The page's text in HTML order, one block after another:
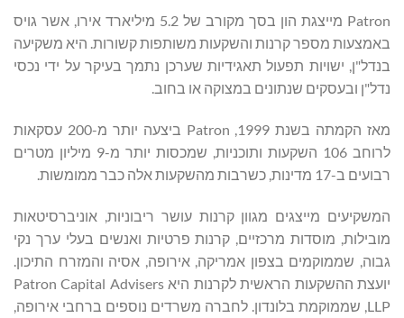
Patron מייצגת הון בסך מקורב של 5.2 מיליארד אירו, אשר גויס
באמצעות מספר קרנות והשקעות משותפות קשורות. היא משקיעה
בנדל"ן, ישויות תפעול תאגידיות שערכן נתמך בעיקר על ידי נכסי
נדל"ן ובעסקים שנתונים במצוקה או בחוב.
מאז הקמתה בשנת 1999, Patron ביצעה יותר מ-200 עסקאות
לרוחב 106 השקעות ותוכניות, שמכסות יותר מ-9 מיליון מטרים
רבועים ב-17 מדינות, כשרבות מהשקעות אלה כבר ממומשות.
המשקיעים מייצגים מגוון קרנות עושר ריבוניות, אוניברסיטאות
מובילות, מוסדות מרכזיים, קרנות פרטיות ואנשים בעלי ערך נקי
גבוה, שממוקמים בצפון אמריקה, אירופה, אסיה והמזרח התיכון.
יועצת ההשקעות הראשית לקרנות היא Patron Capital Advisers
LLP, שממוקמת בלונדון. לחברה משרדים נוספים ברחבי אירופה,